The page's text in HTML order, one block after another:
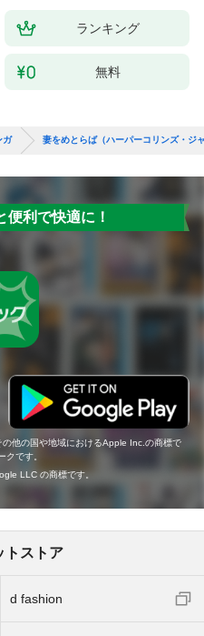
ランキング
無料
ガ 妻をめとらば（ハーパーコリンズ・ジ
便利で快適に！
他の国や地域におけるApple Inc.の商標で
です。
LLC の商標です。
トストア
d fashion